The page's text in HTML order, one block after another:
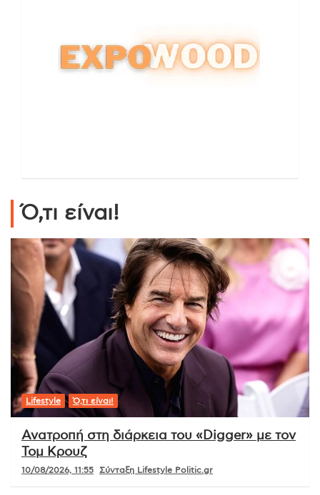
Ό,τι είναι!
Lifestyle Ό,τι είναι!
Ανατροπή στη διάρκεια του «Digger» με τον
Τομ Κρουζ
10/08/2026, 11:55 Σύνταξη Lifestyle Politic.gr